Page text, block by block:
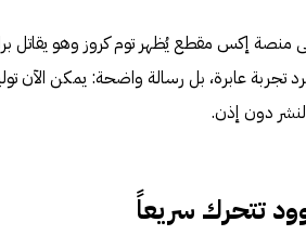
منصة إكس مقطع يُظهر توم كروز وهو يقاتل
تجربة عابرة، بل رسالة واضحة: يمكن الآن
دون إذن.
تتحرك سريعاً